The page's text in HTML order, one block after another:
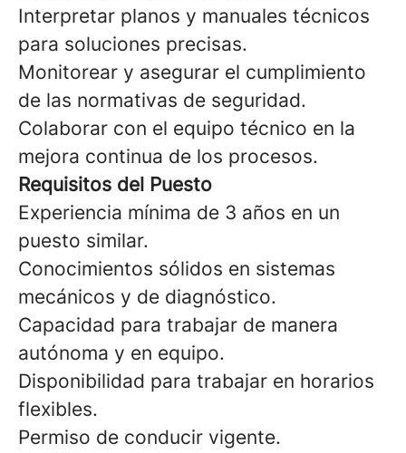
Interpretar planos y manuales técnicos
para soluciones precisas.
Monitorear y asegurar el cumplimiento
de las normativas de seguridad.
Colaborar con el equipo técnico en la
mejora continua de los procesos.
Requisitos del Puesto
Experiencia mínima de 3 años en un
puesto similar.
Conocimientos sólidos en sistemas
mecánicos y de diagnóstico.
Capacidad para trabajar de manera
autónoma y en equipo.
Disponibilidad para trabajar en horarios
flexibles.
Permiso de conducir vigente.